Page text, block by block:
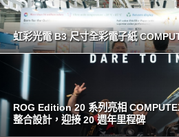
虹彩光電 B3 尺寸全彩電子紙
ROG Edition 20 系列亮相
整合設計，迎接 20 週年里程碑